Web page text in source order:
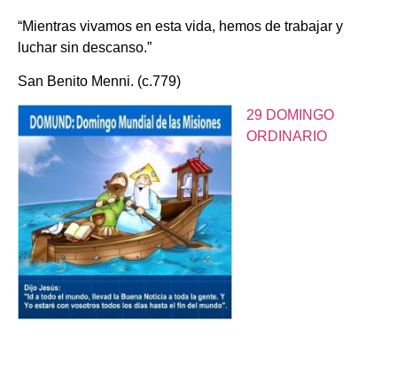
“Mientras vivamos en esta vida, hemos de trabajar y
luchar sin descanso.”
San Benito Menni. (c.779)
29 DOMINGO
ORDINARIO